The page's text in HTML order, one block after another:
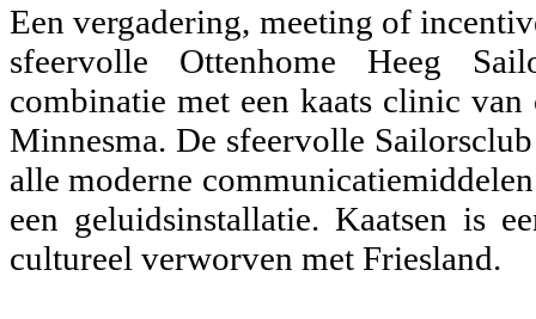
Een vergadering, meeting of
sfeervolle Ottenhome Heeg
combinatie met een kaats clinic
Minnesma. De sfeervolle
alle moderne
een geluidsinstallatie. Kaatsen is
cultureel verworven met Friesland.